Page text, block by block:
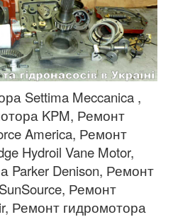
Settima Meccanica ,
KPM, Ремонт
America, Ремонт
Hydroil Vane Motor,
Parker Denison, Ремонт
Ремонт
Ремонт гидромотора